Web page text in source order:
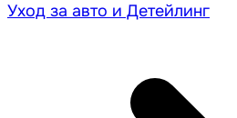
Уход за авто и Детейлинг